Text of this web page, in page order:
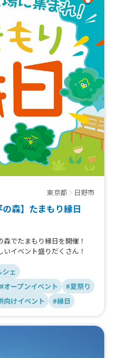
東京都 日野市
の森】たまもり縁日
でたまもり縁日を開催！
イベント盛りだくさん！
シェ
#オープンイベント
#夏祭り
向けイベント #縁日